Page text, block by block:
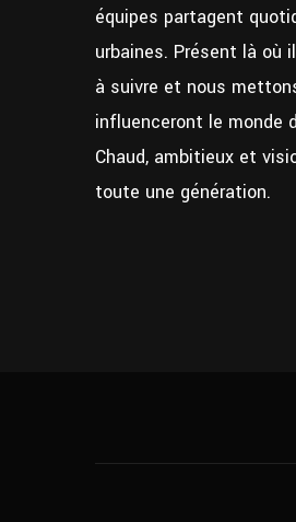
équipes partagent
urbaines. Présent là où
à suivre et nous
influenceront le monde
Chaud, ambitieux et
toute une génération.